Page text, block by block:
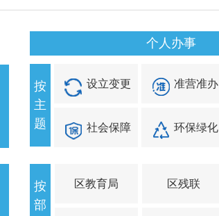
个人办事
按
主
题
设立变更 准营准办
社会保障 环保绿化
按
部
区教育局 区残联